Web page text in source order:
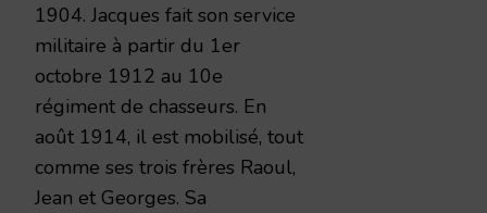
1904. Jacques fait son service
militaire à partir du 1er
octobre 1912 au 10e
régiment de chasseurs. En
août 1914, il est mobilisé, tout
comme ses trois frères Raoul,
Jean et Georges. Sa